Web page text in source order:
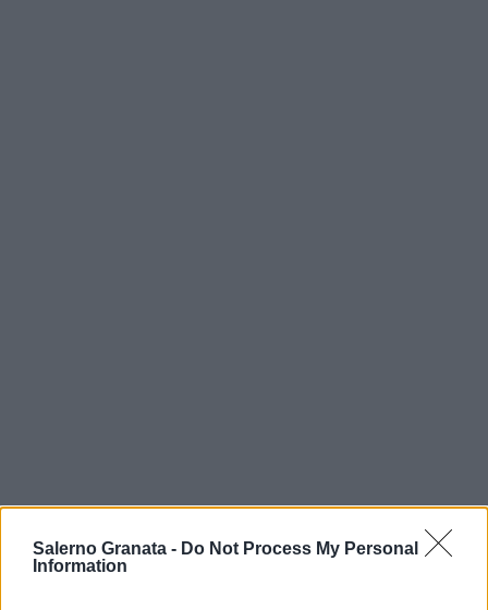
Salerno Granata - Do Not Process My Personal
Information